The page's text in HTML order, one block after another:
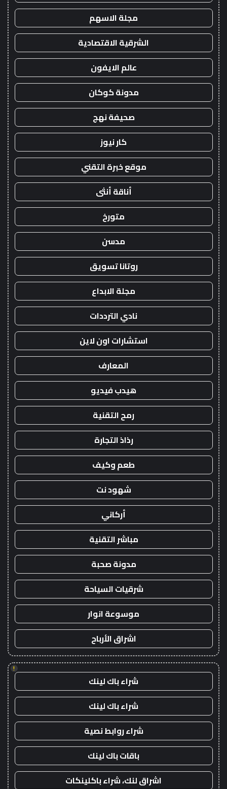
مجلة الاسهم
الشرقية الاقتصادية
عالم الايفون
مدونة كوكان
صحيفة نهج
كار نيوز
موقع خبرة التقني
أناقة أنثى
متورخ
مدسن
روتانا تسويق
مجلة الابداع
نادي الترددات
استشارات اون لاين
المعارف
هيدب فيديو
رمح التقنية
رذاذ التجارة
طعم وكيف
شهود نت
أركاني
مباشر التقنية
مدونة صحبة
شرقيات السياحة
موسوعة انوار
اشراق الأرباح
!
شراء باك لينك
شراء باك لينك
شراء روابط نصية
باقات باك لينك
اشراق لنك، شراء باكلينكات